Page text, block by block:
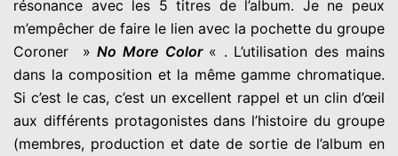
résonance avec les 5 titres de l’album. Je ne peux
m’empêcher de faire le lien avec la pochette du groupe
Coroner »No More Color « . L’utilisation des mains
dans la composition et la même gamme chromatique.
Si c’est le cas, c’est un excellent rappel et un clin d’œil
aux différents protagonistes dans l’histoire du groupe
(membres, production et date de sortie de l’album en